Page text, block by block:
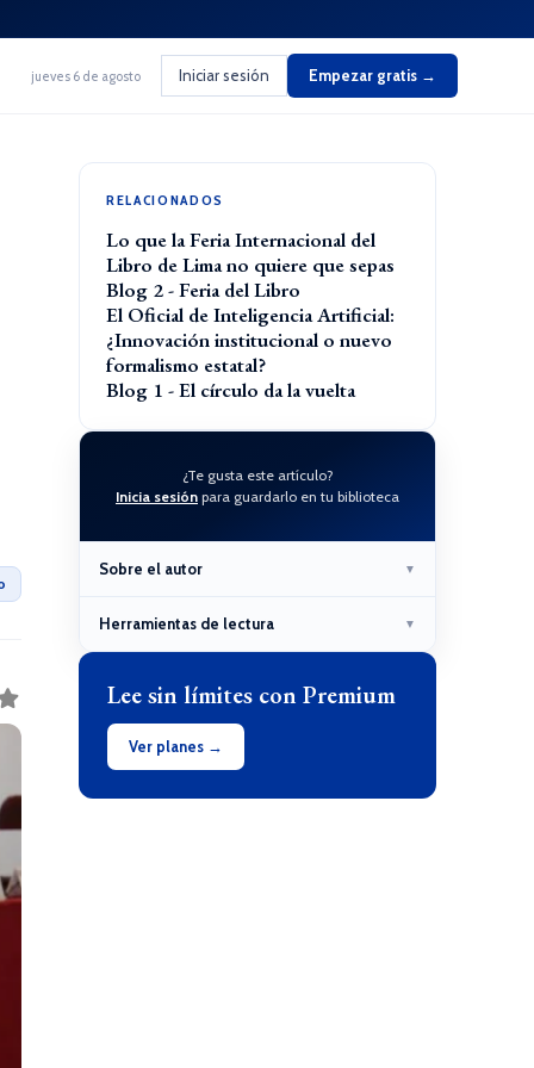
jueves 6 de agosto Iniciar sesión Empezar gratis →
RELACIONADOS
Lo que la Feria Internacional del
Libro de Lima no quiere que sepas
Blog 2 - Feria del Libro
El Oficial de Inteligencia Artificial:
¿Innovación institucional o nuevo
formalismo estatal?
Blog 1 - El círculo da la vuelta
¿Te gusta este artículo?
Inicia sesión para guardarlo en tu biblioteca
Sobre el autor ▼
Herramientas de lectura ▼
Lee sin límites con Premium
Ver planes →